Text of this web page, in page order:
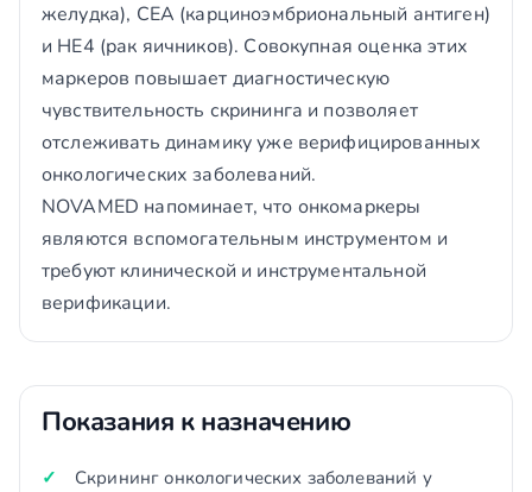
желудка), CEA (карциноэмбриональный антиген)
и HE4 (рак яичников). Совокупная оценка этих
маркеров повышает диагностическую
чувствительность скрининга и позволяет
отслеживать динамику уже верифицированных
онкологических заболеваний.
NOVAMED напоминает, что онкомаркеры
являются вспомогательным инструментом и
требуют клинической и инструментальной
верификации.
Показания к назначению
Скрининг онкологических заболеваний у